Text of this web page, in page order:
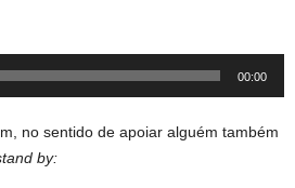
00:00
no sentido de apoiar alguém também
by: